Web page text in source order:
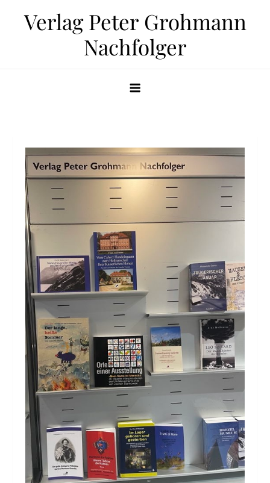
Verlag Peter Grohmann
Nachfolger